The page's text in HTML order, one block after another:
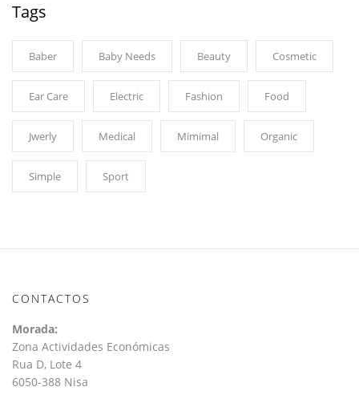
Tags
Baber Baby Needs Beauty Cosmetic
Ear Care Electric Fashion Food
Jwerly Medical Mimimal Organic
Simple Sport
CONTACTOS
Morada:
Zona Actividades Económicas
Rua D, Lote 4
6050-388 Nisa